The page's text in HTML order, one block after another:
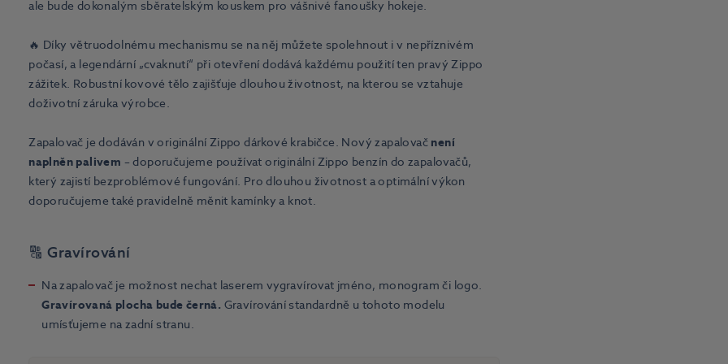
ale bude dokonalým sběratelským kouskem pro vášnivé fanoušky hokeje.
🔥 Díky větruodolnému mechanismu se na něj můžete spolehnout i v nepříznivém
počasí, a legendární „cvaknutí“ při otevření dodává každému použití ten pravý Zippo
zážitek. Robustní kovové tělo zajišťuje dlouhou životnost, na kterou se vztahuje
doživotní záruka výrobce.
Zapalovač je dodáván v originální Zippo dárkové krabičce. Nový zapalovač není
naplněn palivem – doporučujeme používat originální Zippo benzín do zapalovačů,
který zajistí bezproblémové fungování. Pro dlouhou životnost a optimální výkon
doporučujeme také pravidelně měnit kamínky a knot.
🔠 Gravírování
Na zapalovač je možnost nechat laserem vygravírovat jméno, monogram či logo.
Gravírovaná plocha bude černá. Gravírování standardně u tohoto modelu
umísťujeme na zadní stranu.